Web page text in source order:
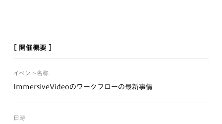
[ 開催概要 ]
イベント名称
ImmersiveVideoのワークフローの最新事情
日時